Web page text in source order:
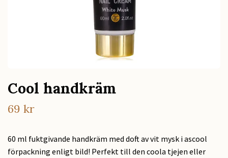
Cool handkräm
69 kr
60 ml fuktgivande handkräm med doft av vit mysk i ascool
förpackning enligt bild! Perfekt till den coola tjejen eller